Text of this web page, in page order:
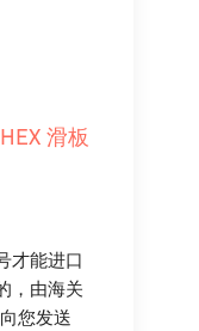
滑板
才能进口
，由海关
您发送